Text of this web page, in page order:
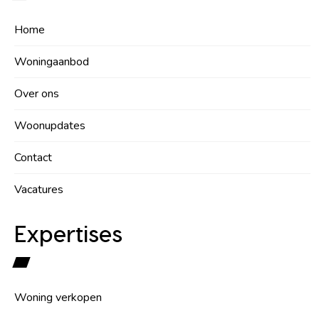
Home
Woningaanbod
Over ons
Woonupdates
Contact
Vacatures
Expertises
Woning verkopen